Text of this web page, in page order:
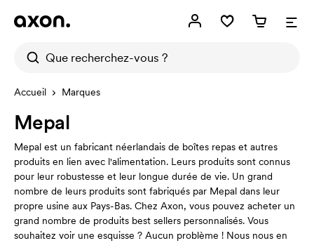
Accueil Marques
Mepal
Mepal est un fabricant néerlandais de boîtes repas et autres
produits en lien avec l'alimentation. Leurs produits sont connus
pour leur robustesse et leur longue durée de vie. Un grand
nombre de leurs produits sont fabriqués par Mepal dans leur
propre usine aux Pays-Bas. Chez Axon, vous pouvez acheter un
grand nombre de produits best sellers personnalisés. Vous
souhaitez voir une esquisse ? Aucun problème ! Nous nous en